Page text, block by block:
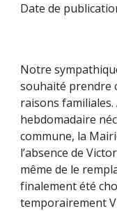
Date de
Notre
souhaité prendre
raisons familiales.
hebdomadaire
commune, la
l’absence de
même de le
finalement été
temporairement